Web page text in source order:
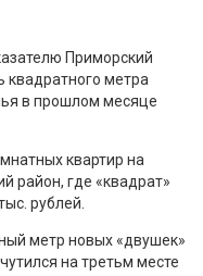
Приморский
квадратного метра
в прошлом месяце
квартир на
район, где «квадрат»
рублей.
метр новых «двушек»
на третьм месте